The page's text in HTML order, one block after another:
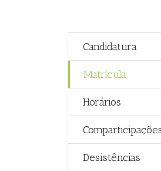
Candidatura
Matrícula
Horários
Desistências